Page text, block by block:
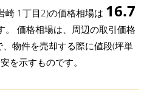
崎 1丁目2)の価格相場は 16.7
価格相場は、周辺の取引価格
物件を売却する際に値段(坪単
を示すものです。